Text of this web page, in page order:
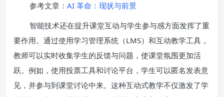
参考文章： AI 革命：现状与前景
智能技术还在提升课堂互动与学生参与感方面发挥了重
要作用。通过使用学习管理系统（LMS）和互动教学工具，
教师可以实时收集学生的反馈与问题，使课堂氛围更加活
跃。例如，使用投票工具和讨论平台，学生可以匿名发表意
见，并参与到课堂讨论中来。这种互动式教学不仅激发了学